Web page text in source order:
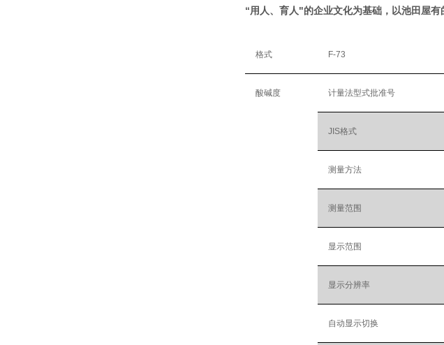
“用人、育人"的企业文化为基础，以池田屋有
格式 F-73
酸碱度 计量法型式批准号
JIS格式
测量方法
测量范围
显示范围
显示分辨率
自动显示切换